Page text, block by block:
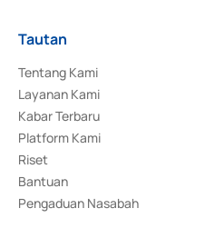
Tautan
Tentang Kami
Layanan Kami
Kabar Terbaru
Platform Kami
Riset
Bantuan
Pengaduan Nasabah